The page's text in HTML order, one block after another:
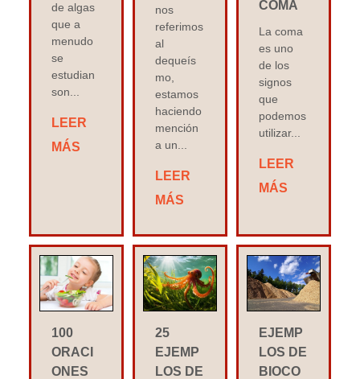
de algas
que a
menudo
se
estudian
son...
LEER
MÁS
nos
referimos
al
dequeís
mo,
estamos
haciendo
mención
a un...
LEER
MÁS
COMA
La coma
es uno
de los
signos
que
podemos
utilizar...
LEER
MÁS
100
ORACI
ONES
25
EJEMP
LOS DE
EJEMP
LOS DE
BIOCO